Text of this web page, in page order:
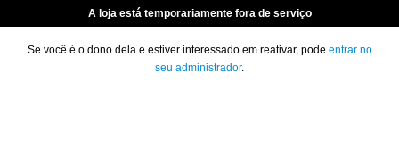
A loja está temporariamente fora de serviço
Se você é o dono dela e estiver interessado em reativar, pode entrar no
seu administrador.